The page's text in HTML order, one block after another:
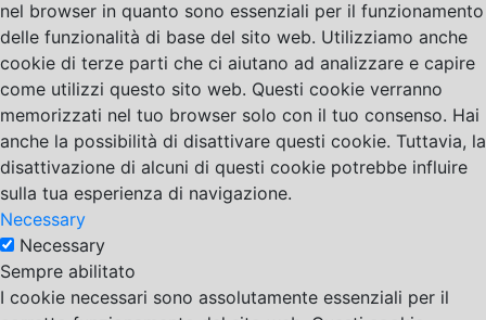
nel browser in quanto sono essenziali per il funzionamento
delle funzionalità di base del sito web. Utilizziamo anche
cookie di terze parti che ci aiutano ad analizzare e capire
come utilizzi questo sito web. Questi cookie verranno
memorizzati nel tuo browser solo con il tuo consenso. Hai
anche la possibilità di disattivare questi cookie. Tuttavia, la
disattivazione di alcuni di questi cookie potrebbe influire
sulla tua esperienza di navigazione.
Necessary
Necessary
Sempre abilitato
I cookie necessari sono assolutamente essenziali per il